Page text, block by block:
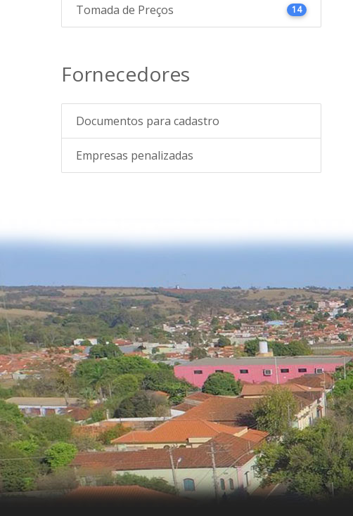
Tomada de Preços 14
Fornecedores
Documentos para cadastro
Empresas penalizadas